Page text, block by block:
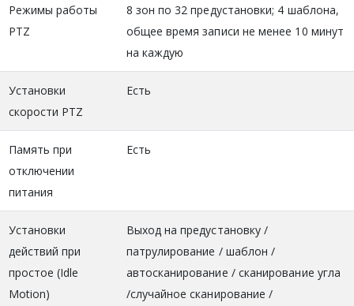
Режимы работы
PTZ
8 зон по 32 предустановки; 4 шаблона,
общее время записи не менее 10 минут
на каждую
Установки
скорости PTZ
Есть
Память при
отключении
питания
Есть
Установки
действий при
простое (Idle
Motion)
Выход на предустановку /
патрулирование / шаблон /
автосканирование / сканирование угла
/случайное сканирование /